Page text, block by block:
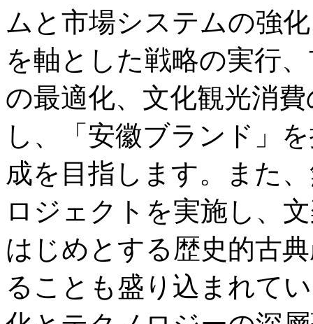
ムと市場システムの強
を軸とした戦略の実行
の最適化、文化観光消
し、「安徽ブランド」
成を目指します。また
ロジェクトを実施し、
はじめとする歴史的古
ることも盛り込まれて